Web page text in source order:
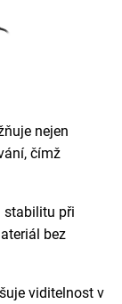
nejen
čímž
při
bez
viditelnost v